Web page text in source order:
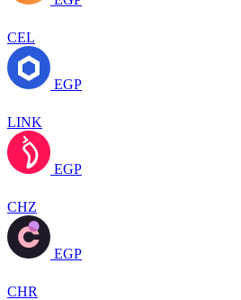
CEL
EGP
LINK
EGP
CHZ
EGP
CHR